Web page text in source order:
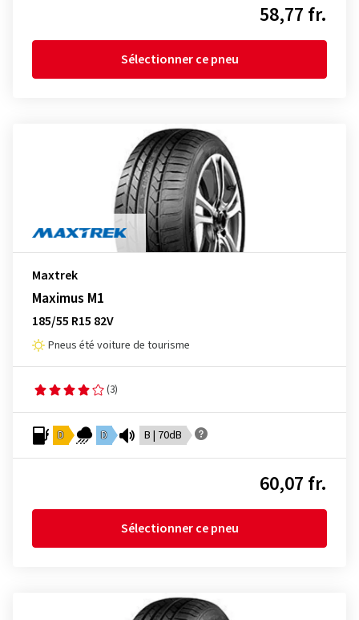
58,77 fr.
Sélectionner ce pneu
Maxtrek
Maximus M1
185/55 R15 82V
Pneus été voiture de tourisme
(3)
D D B | 70dB
60,07 fr.
Sélectionner ce pneu